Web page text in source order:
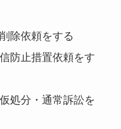
除依頼をする
防止措置依頼をす
処分・通常訴訟を